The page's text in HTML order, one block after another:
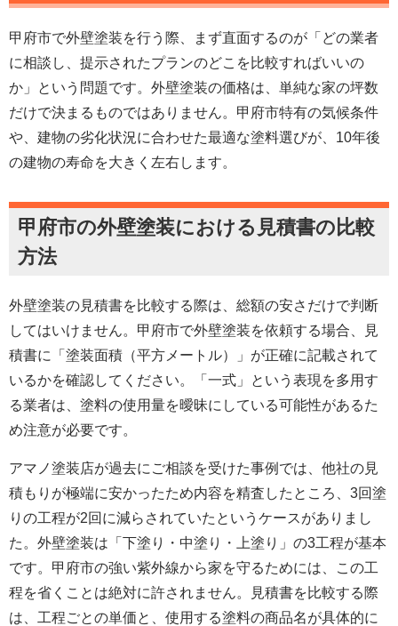
甲府市で外壁塗装を行う際、まず直面するのが「どの業者
に相談し、提示されたプランのどこを比較すればいいの
か」という問題です。外壁塗装の価格は、単純な家の坪数
だけで決まるものではありません。甲府市特有の気候条件
や、建物の劣化状況に合わせた最適な塗料選びが、10年後
の建物の寿命を大きく左右します。
甲府市の外壁塗装における見積書の比較
方法
外壁塗装の見積書を比較する際は、総額の安さだけで判断
してはいけません。甲府市で外壁塗装を依頼する場合、見
積書に「塗装面積（平方メートル）」が正確に記載されて
いるかを確認してください。「一式」という表現を多用す
る業者は、塗料の使用量を曖昧にしている可能性があるた
め注意が必要です。
アマノ塗装店が過去にご相談を受けた事例では、他社の見
積もりが極端に安かったため内容を精査したところ、3回塗
りの工程が2回に減らされていたというケースがありまし
た。外壁塗装は「下塗り・中塗り・上塗り」の3工程が基本
です。甲府市の強い紫外線から家を守るためには、この工
程を省くことは絶対に許されません。見積書を比較する際
は、工程ごとの単価と、使用する塗料の商品名が具体的に